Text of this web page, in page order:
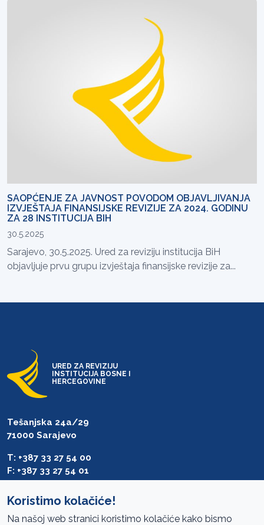
SAOPĆENJE ZA JAVNOST POVODOM OBJAVLJIVANJA
IZVJEŠTAJA FINANSIJSKE REVIZIJE ZA 2024. GODINU
ZA 28 INSTITUCIJA BIH
30.5.2025
Sarajevo, 30.5.2025. Ured za reviziju institucija BiH
objavljuje prvu grupu izvještaja finansijske revizije za...
URED ZA REVIZIJU
INSTITUCIJA BOSNE I
HERCEGOVINE
Tešanjska 24a/29
71000 Sarajevo
T: +387 33 27 54 00
F: +387 33 27 54 01
Koristimo kolačiće!
Na našoj web stranici koristimo kolačiće kako bismo